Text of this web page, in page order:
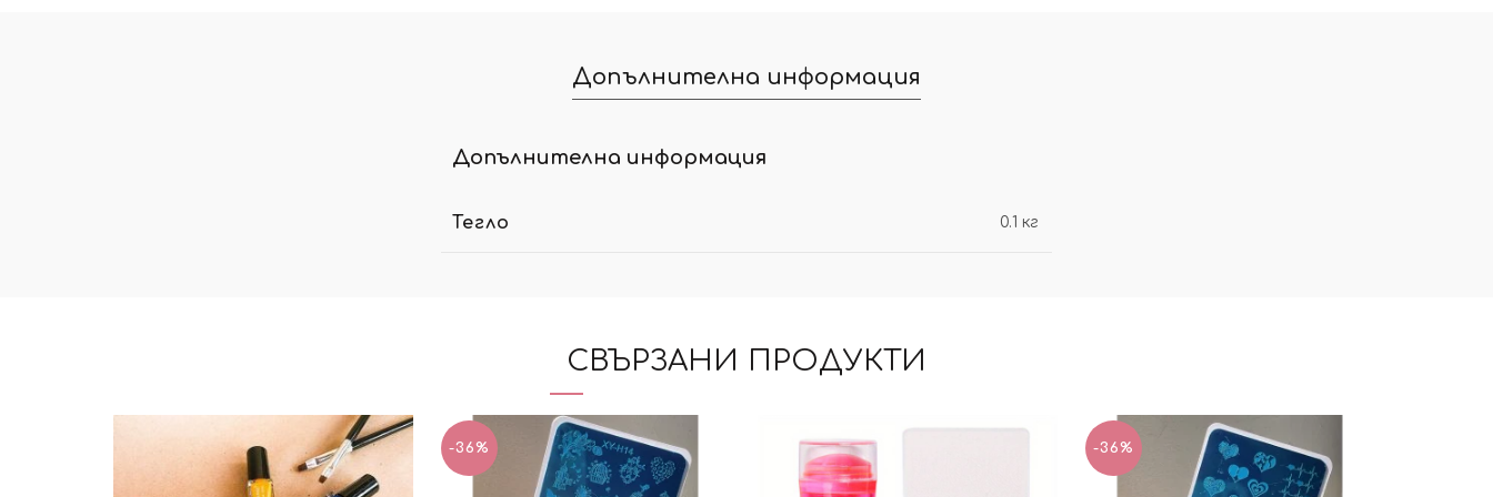
Допълнителна информация
Допълнителна информация
Тегло 0.1 кг
СВЪРЗАНИ ПРОДУКТИ
-36% -36%